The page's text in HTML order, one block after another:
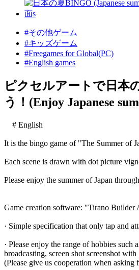
#その他ゲーム
#キッズゲーム
#Freegames for Global(PC)
#English games
ピクセルアートで日本
う！(Enjoy Japanese
# English
It is the bingo game of "The Summer of
Each scene is drawn with dot picture
Please enjoy the summer of Japan
Game creation software: "Tirano Builder
· Simple specification that only tap and
· Please enjoy the range of hobbies such
broadcasting, screen shot screenshot with
(Please give us cooperation when asking